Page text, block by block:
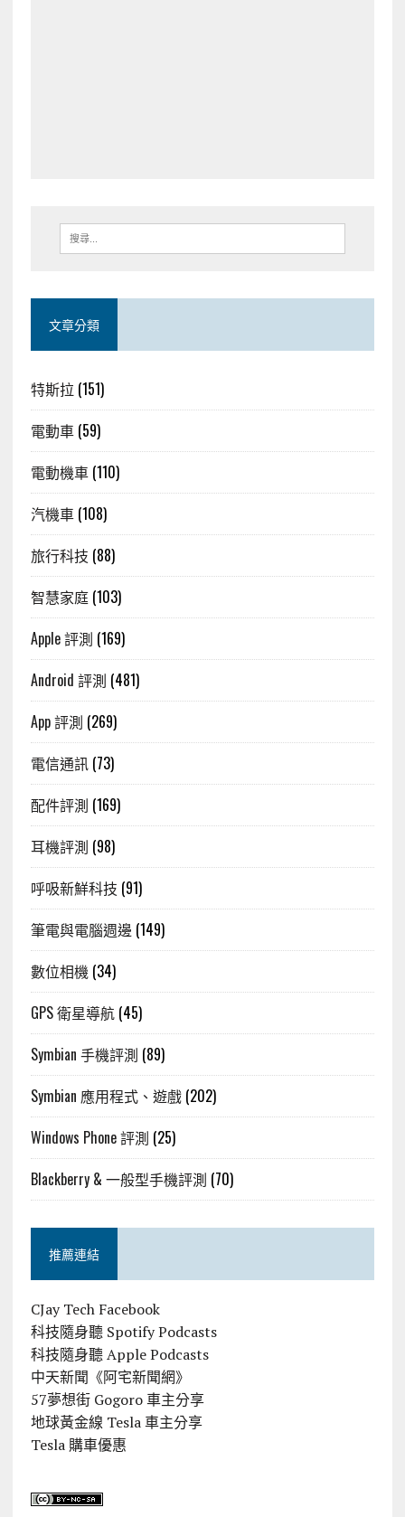
文章分類
特斯拉 (151)
電動車(59)
電動機車(110)
汽機車(108)
旅行科技 (88)
智慧家庭(103)
Apple 評測 (169)
Android 評測 (481)
App 評測 (269)
電信通訊(73)
配件評測 (169)
耳機評測 (98)
呼吸新鮮科技 (91)
筆電與電腦週邊 (149)
數位相機(34)
GPS 衛星導航(45)
Symbian 手機評測 (89)
Symbian 應用程式、遊戲(202)
Windows Phone 評測 (25)
Blackberry & 一般型手機評測 (70)
推薦連結
CJay Tech Facebook
科技隨身聽 Spotify Podcasts
科技隨身聽 Apple Podcasts
中天新聞《阿宅新聞網》
57夢想街 Gogoro 車主分享
地球黃金線 Tesla 車主分享
Tesla 購車優惠